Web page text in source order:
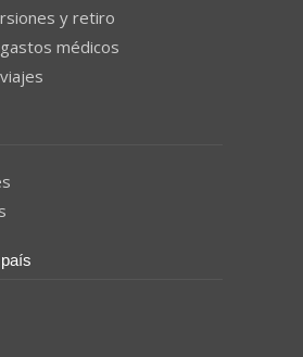
y retiro
médicos